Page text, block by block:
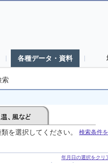
各種データ・資料
索
を選択してください。 検索条件
年月日の選択をクリ